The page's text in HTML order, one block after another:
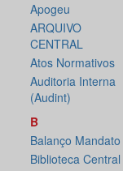
Apogeu
ARQUIVO
CENTRAL
Atos Normativos
Auditoria Interna
(Audint)
B
Balanço Mandato
Biblioteca Central